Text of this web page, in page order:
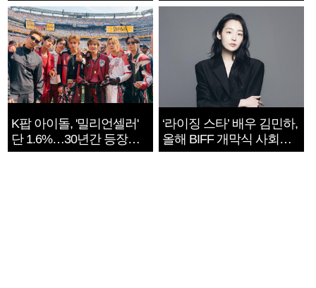
지는 ‘전쟁 속죄’
K팝 아이돌, '밀리언셀러'
단 1.6%…30년간 등장
1182개팀 전수조사
‘라이징 스타’ 배우 김민하,
올해 BIFF 개막식 사회자
확정